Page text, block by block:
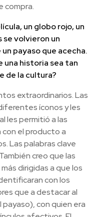
compra.
un globo rojo, un
se volvieron un
payaso que acecha.
una historia sea tan
de la cultura?
extraordinarios. Las
íconos y les
les permitió a las
el producto a
Las palabras clave
creo que las
dirigidas a que los
con los
que a destacar al
con quien era